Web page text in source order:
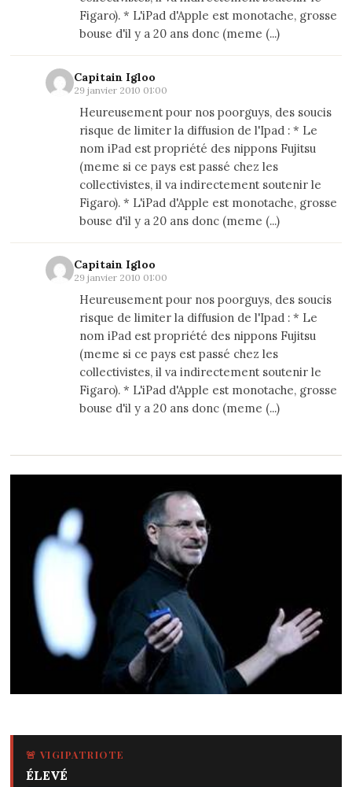
Figaro). * L'iPad d'Apple est monotache, grosse
bouse d'il y a 20 ans donc (meme (...)
Capitain Igloo
29 janvier 2010 01:00
Heureusement pour nos poorguys, des soucis
risque de limiter la diffusion de l'Ipad : * Le
nom iPad est propriété des nippons Fujitsu
(meme si ce pays est passé chez les
collectivistes, il va indirectement soutenir le
Figaro). * L'iPad d'Apple est monotache, grosse
bouse d'il y a 20 ans donc (meme (...)
Capitain Igloo
29 janvier 2010 01:00
Heureusement pour nos poorguys, des soucis
risque de limiter la diffusion de l'Ipad : * Le
nom iPad est propriété des nippons Fujitsu
(meme si ce pays est passé chez les
collectivistes, il va indirectement soutenir le
Figaro). * L'iPad d'Apple est monotache, grosse
bouse d'il y a 20 ans donc (meme (...)
🚨 VIGIPATRIOTE
ÉLEVÉ